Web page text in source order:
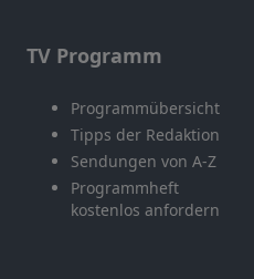
TV Programm
Programmübersicht
Tipps der Redaktion
Sendungen von A-Z
Programmheft
kostenlos anfordern